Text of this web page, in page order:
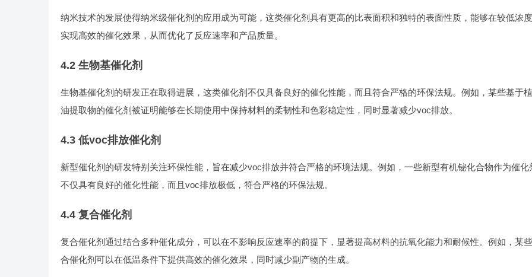
纳米技术的发展使得纳米级催化剂的应用成为可能，这类催化剂具有更高的比表面积和独特的表面性质，能够在较低浓
实现高效的催化效果，从而优化了反应速率和产品质量。
4.2 生物基催化剂
生物基催化剂的研发正在取得进展，这类催化剂不仅具备良好的催化性能，而且符合严格的环保法规。例如，某些基于
油提取物的催化剂被证明能够在长期使用中保持材料的柔韧性和色彩稳定性，同时显著减少voc排放。
4.3 低voc排放催化剂
新型催化剂的研发特别关注环保性能，旨在减少voc排放并符合严格的环境法规。例如，一些新型有机铋化合物作为催化
不仅具有良好的催化性能，而且voc排放极低，符合严格的环保法规。
4.4 复合催化剂
复合催化剂通过结合多种催化成分，可以在不影响反应速率的前提下，显著提高材料的抗氧化能力和耐候性。例如，某
合催化剂可以在低温条件下提供高效的催化效果，同时减少副产物的生成。